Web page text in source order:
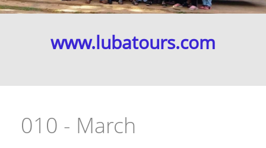
www.lubatours.com
010 - March